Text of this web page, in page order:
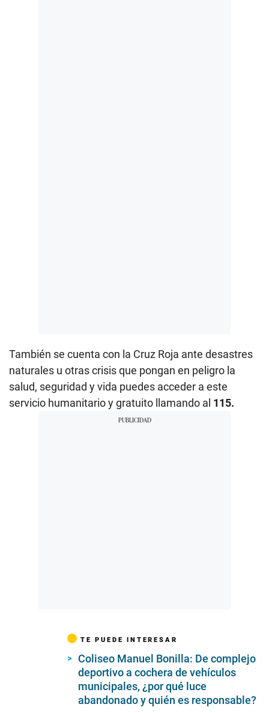
También se cuenta con la Cruz Roja ante desastres
naturales u otras crisis que pongan en peligro la
salud, seguridad y vida puedes acceder a este
servicio humanitario y gratuito llamando al 115.
TE PUEDE INTERESAR
Coliseo Manuel Bonilla: De complejo
deportivo a cochera de vehículos
municipales, ¿por qué luce
abandonado y quién es responsable?